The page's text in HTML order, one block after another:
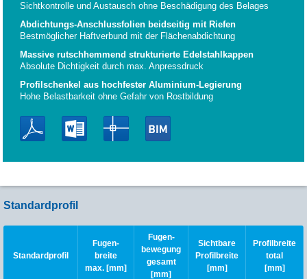
Sichtkontrolle und Austausch ohne Beschädigung des Belages
Abdichtungs-Anschlussfolien beidseitig mit Riefen
Bestmöglicher Haftverbund mit der Flächenabdichtung
Massive rutschhemmend strukturierte Edelstahlkappen
Absolute Dichtigkeit durch max. Anpressdruck
Profilschenkel aus hochfester Aluminium-Legierung
Hohe Belastbarkeit ohne Gefahr von Rostbildung
Standardprofil
Standardprofil
Fugen-
breite
max. [mm]
Fugen-
bewegung
gesamt
[mm]
Sichtbare
Profilbreite
[mm]
Profilbreite
total
[mm]